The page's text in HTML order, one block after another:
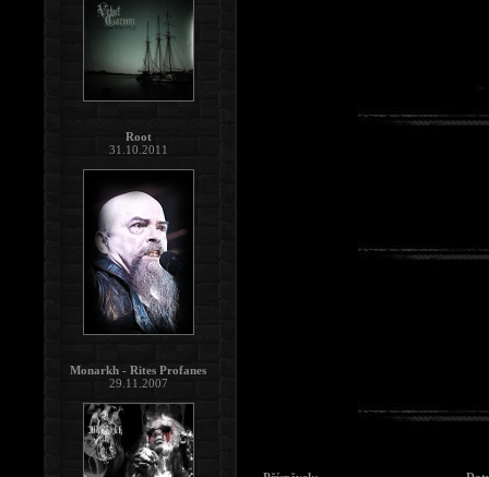
Root
31.10.2011
Monarkh - Rites Profanes
29.11.2007